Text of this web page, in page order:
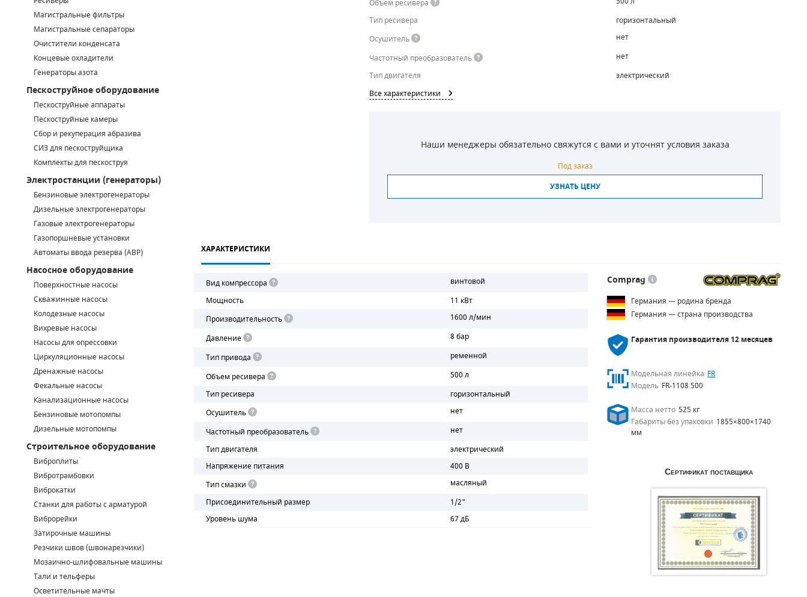
Магистральные фильтры
Магистральные сепараторы
Очистители конденсата
Концевые охладители
Генераторы азота
Пескоструйное оборудование
Пескоструйные аппараты
Пескоструйные камеры
Сбор и рекуперация абразива
СИЗ для пескоструйщика
Комплекты для пескоструя
Электростанции (генераторы)
Бензиновые электрогенераторы
Дизельные электрогенераторы
Газовые электрогенераторы
Газопоршневые установки
Автоматы ввода резерва (АВР)
Насосное оборудование
Поверхностные насосы
Скважинные насосы
Колодезные насосы
Вихревые насосы
Насосы для опрессовки
Циркуляционные насосы
Дренажные насосы
Фекальные насосы
Канализационные насосы
Бензиновые мотопомпы
Дизельные мотопомпы
Строительное оборудование
Виброплиты
Вибротрамбовки
Виброкатки
Станки для работы с арматурой
Виброрейки
Затирочные машины
Резчики швов (швонарезчики)
Мозаично-шлифовальные машины
Тали и тельферы
Осветительные мачты
Объем ресивера
Тип ресивера
горизонтальный
Осушитель
нет
Частотный преобразователь
нет
Тип двигателя
электрический
Все характеристики
Наши менеджеры обязательно свяжутся с вами и уточнят условия заказа
Под заказ
УЗНАТЬ ЦЕНУ
ХАРАКТЕРИСТИКИ
Вид компрессора
винтовой
Мощность
11 кВт
Производительность
1600 л/мин
Давление
8 бар
Тип привода
ременной
Объем ресивера
500 л
Тип ресивера
горизонтальный
Осушитель
нет
Частотный преобразователь
нет
Тип двигателя
электрический
Напряжение питания
400 В
Тип смазки
масляный
Присоединительный размер
1/2"
Уровень шума
67 дБ
Comprag
Германия — родина бренда
Германия — страна производства
Гарантия производителя12 месяцев
Модельная линейка FR
Модель FR-1108 500
Масса нетто 525 кг
Габариты без упаковки 1855×800×1740
мм
Сертификат поставщика
САДОВАЯ ТЕХНИКА
КОНТЕЙНЕРЫ ДЛЯ ОБОРУДОВАНИЯ
КАНАЛИЗАЦИОННЫЕ НАСОСЫ
ДИЗЕЛЬНЫЕ МОТОПОМПЫ
ТАЛИ И ТЕЛЬФЕРЫ
ЛЕНТОЧНОПИЛЬНЫЕ СТАНКИ
КОНТРОЛЛЕРЫ (БЛОКИ УПРАВЛЕНИЯ)
ВПУСКНЫЕ КЛАПАНЫ
ОБРАТНЫЕ КЛАПАНЫ
КЛАПАНЫ МИНИМАЛЬНОГО ДАВЛЕНИЯ
РЕЛЕ ДАВЛЕНИЯ ДЛЯ ДЛЯ КОМПРЕССОРОВ
ДАТЧИКИ
РУКАВА ВЫСОКОГО ДАВЛЕНИЯ (РВД)
ЗАПЧАСТИ ДЛЯ ВИНТОВЫХ КОМПРЕССОРОВ
СМЕННЫЕ ЭЛЕМЕНТЫ МАГИСТРАЛЬНЫХ ФИЛЬТРОВ
ДЛЯ АДСОРБЦИОННЫХ ОСУШИТЕЛЕЙ
ЭЛЕКТРОДВИГАТЕЛИ
БЕНЗИНОВЫЕ ДВИГАТЕЛИ
ДИЗЕЛЬНЫЕ ДВИГАТЕЛИ
ФИЛЬТРЫ ТОПЛИВНЫЕ
МОТОРНОЕ МАСЛО
РАДИАТОРЫ
ПОДШИПНИКИ
ПОРШНЕВЫЕ БЛОКИ
ДЕТАЛИ ПОРШНЕВЫХ КОМПРЕССОРОВ